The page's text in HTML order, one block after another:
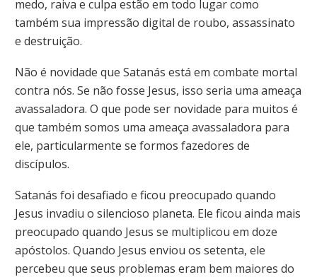
medo, raiva e culpa estão em todo lugar como
também sua impressão digital de roubo, assassinato
e destruição.
Não é novidade que Satanás está em combate mortal
contra nós. Se não fosse Jesus, isso seria uma ameaça
avassaladora. O que pode ser novidade para muitos é
que também somos uma ameaça avassaladora para
ele, particularmente se formos fazedores de
discípulos.
Satanás foi desafiado e ficou preocupado quando
Jesus invadiu o silencioso planeta. Ele ficou ainda mais
preocupado quando Jesus se multiplicou em doze
apóstolos. Quando Jesus enviou os setenta, ele
percebeu que seus problemas eram bem maiores do